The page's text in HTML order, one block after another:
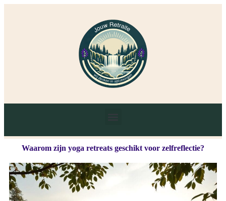
Waarom zijn yoga retreats geschikt voor zelfreflectie?